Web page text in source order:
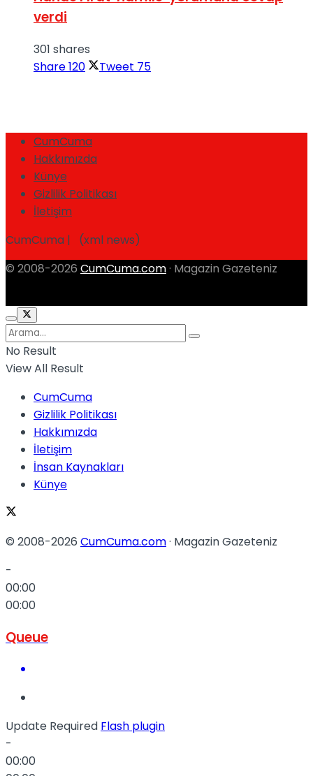
verdi
301 shares
Share120 Tweet 75
CumCuma
Hakkımızda
Künye
Gizlilik Politikası
İletişim
CumCuma | (xml news)
© 2008-2026 CumCuma.com · Magazin Gazeteniz
No Result
View All Result
CumCuma
Gizlilik Politikası
Hakkımızda
İletişim
İnsan Kaynakları
Künye
© 2008-2026 CumCuma.com· Magazin Gazeteniz
-
00:00
00:00
Queue
Update Required Flash plugin
-
00:00